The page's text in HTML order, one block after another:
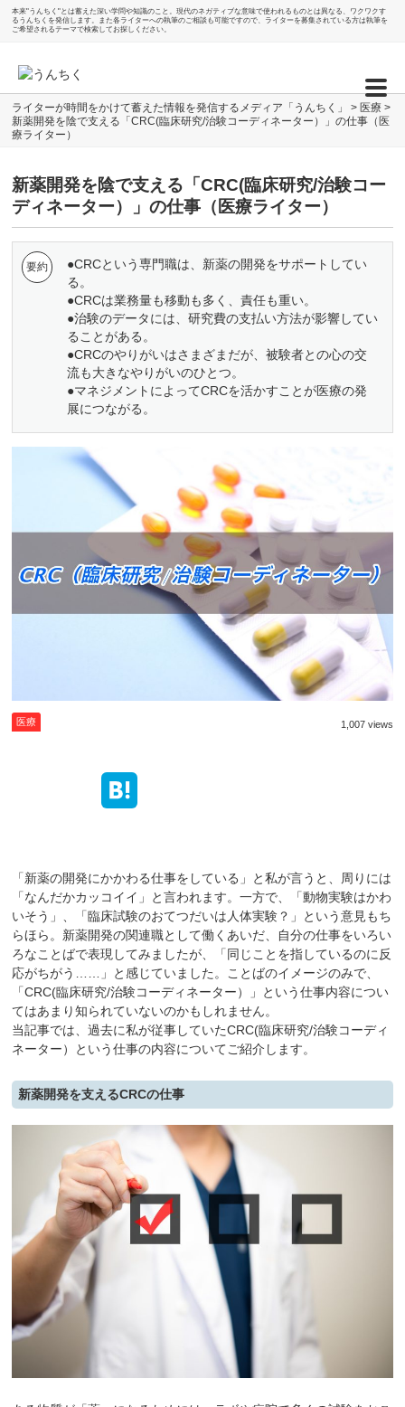
本来"うんちく"とは蓄えた深い学問や知識のこと。現代のネガティブな意味で使われるものとは異なる、ワクワクす
るうんちくを発信します。また各ライターへの執筆のご相談も可能ですので、ライターを募集されている方は執筆を
ご希望されるテーマで検索してお探しください。
ライターが時間をかけて蓄えた情報を発信するメディア「うんちく」 > 医療 >
新薬開発を陰で支える「CRC(臨床研究/治験コーディネーター）」の仕事（医
療ライター）
新薬開発を陰で支える「CRC(臨床研究/治験コー
ディネーター）」の仕事（医療ライター）
●CRCという専門職は、新薬の開発をサポートしてい
る。
●CRCは業務量も移動も多く、責任も重い。
●治験のデータには、研究費の支払い方法が影響してい
ることがある。
●CRCのやりがいはさまざまだが、被験者との心の交
流も大きなやりがいのひとつ。
●マネジメントによってCRCを活かすことが医療の発
展につながる。
医療 1,007 views
「新薬の開発にかかわる仕事をしている」と私が言うと、周りには
「なんだかカッコイイ」と言われます。一方で、「動物実験はかわ
いそう」、「臨床試験のおてつだいは人体実験？」という意見もち
らほら。新薬開発の関連職として働くあいだ、自分の仕事をいろい
ろなことばで表現してみましたが、「同じことを指しているのに反
応がちがう……」と感じていました。ことばのイメージのみで、
「CRC(臨床研究/治験コーディネーター）」という仕事内容につい
てはあまり知られていないのかもしれません。
当記事では、過去に私が従事していたCRC(臨床研究/治験コーディ
ネーター）という仕事の内容についてご紹介します。
新薬開発を支えるCRCの仕事